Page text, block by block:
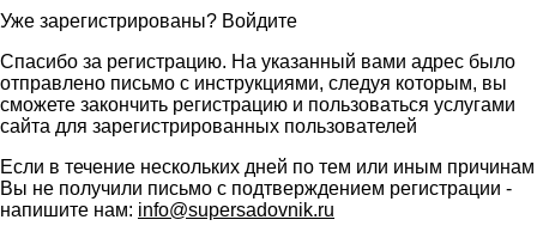
Уже зарегистрированы? Войдите
Спасибо за регистрацию. На указанный вами адрес было
отправлено письмо с инструкциями, следуя которым, вы
сможете закончить регистрацию и пользоваться услугами
сайта для зарегистрированных пользователей
Если в течение нескольких дней по тем или иным причинам
Вы не получили письмо с подтверждением регистрации -
напишите нам: info@supersadovnik.ru